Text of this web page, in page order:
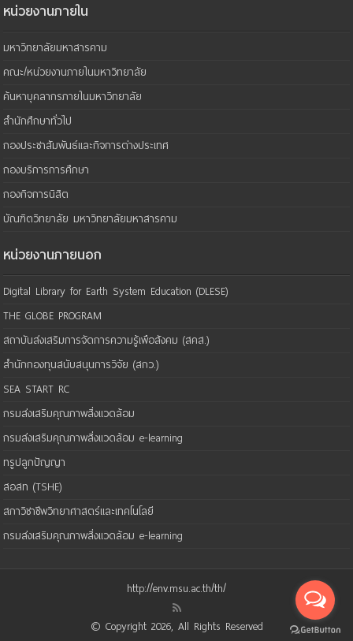
หน่วยงานภายใน
มหาวิทยาลัยมหาสารคาม
คณะ/หน่วยงานภายในมหาวิทยาลัย
ค้นหาบุคลากรภายในมหาวิทยาลัย
สำนักศึกษาทั่วไป
กองประชาสัมพันธ์และกิจการต่างประเทศ
กองบริการการศึกษา
กองกิจการนิสิต
บัณฑิตวิทยาลัย มหาวิทยาลัยมหาสารคาม
หน่วยงานภายนอก
Digital Library for Earth System Education (DLESE)
THE GLOBE PROGRAM
สถาบันส่งเสริมการจัดการความรู้เพือสังคม (สคส.)
สำนักกองทุนสนับสนุนการวิจัย (สกว.)
SEA START RC
กรมส่งเสริมคุณภาพสิ่งแวดล้อม
กรมส่งเสริมคุณภาพสิ่งแวดล้อม e-learning
ทรูปลูกปัญญา
สอสท (TSHE)
สภาวิชาชีพวิทยาศาสตร์และเทคโนโลยี
กรมส่งเสริมคุณภาพสิ่งแวดล้อม e-learning
http://env.msu.ac.th/th/
© Copyright 2026, All Rights Reserved